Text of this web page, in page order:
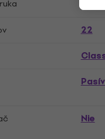
22
Nie